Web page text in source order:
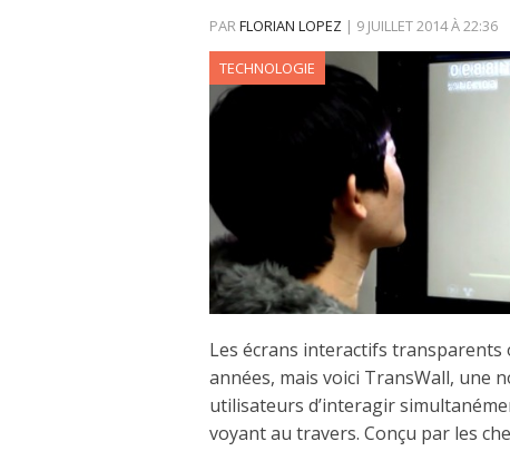
PARFLORIAN LOPEZ | 9 JUILLET 2014À22:36
TECHNOLOGIE
Les écrans interactifs transparents
années, mais voici TransWall, une
utilisateurs d’interagir
voyant au travers. Conçu par les